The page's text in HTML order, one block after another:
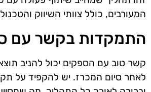
המעורבים, כולל צוותי השיווק
התמקדות בקשר עם
קשר טוב עם הספקים יכול להניב
לאחר סיום המכרז. יש להקפיד על